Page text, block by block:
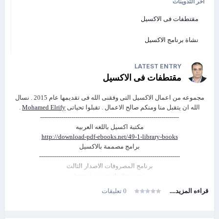
uploadfiles
Tinyupload
filedropper
dropcanvas
مقتطفات فى الاكسيل
نشاة برنامج الاكسيل
LATEST ENTRY
مقتطفات فى الاكسيل
مجموعه من اعمال الاكسيل التى وفقنى الله فى تقديمها عام 2015 . نسال
الله ان يتقبل منا ومنكم صالح الاعمال . تقبلوا تحياتى Mohamed Elrify
-----------------------------------------------------------------------
مكتبة اكسيل باللغه العربيه
http://download-pdf-ebooks.net/49-1-library-books
برامج مصممة بالاكسيل
------------------------------------------------------------------------
برنامج المصروفات الاصدار الثالث
http://www.mediafire.com/
ملف اكسيل حسابات عامه من قيود اليومية وحتى الميزانية
قراءه المزيد.... 0 تعليقات